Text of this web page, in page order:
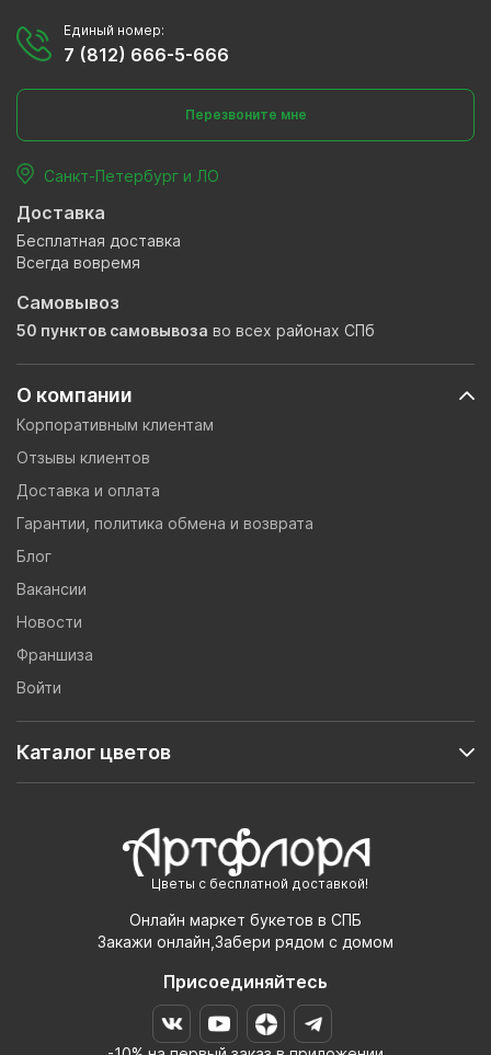
Цветы с бесплатной доставкой!
Онлайн маркет букетов в СПБ
Закажи онлайн,Забери рядом с домом
Присоединяйтесь
О компании
Корпоративным клиентам
Отзывы клиентов
Доставка и оплата
Гарантии, политика обмена и возврата
Блог
Вакансии
Новости
Франшиза
Войти
Каталог цветов
Единый номер:
7 (812) 666-5-666
Перезвоните мне
Санкт-Петербург и ЛО
Доставка
Бесплатная доставка
Всегда вовремя
Самовывоз
50 пунктов самовывоза во всех районах СПб